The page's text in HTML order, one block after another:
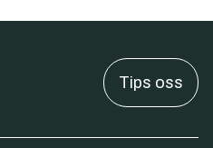
Tips oss